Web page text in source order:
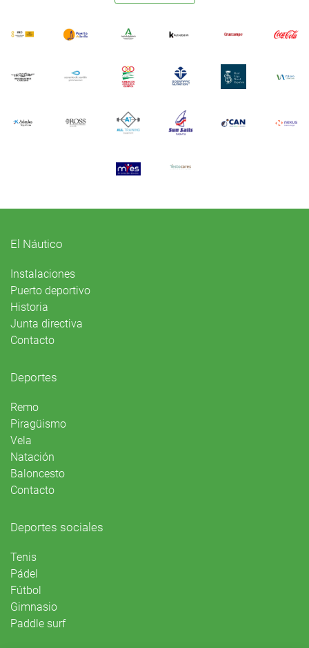
El Náutico
Instalaciones
Puerto deportivo
Historia
Junta directiva
Contacto
Deportes
Remo
Piragüismo
Vela
Natación
Baloncesto
Contacto
Deportes sociales
Tenis
Pádel
Fútbol
Gimnasio
Paddle surf